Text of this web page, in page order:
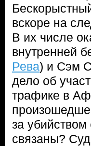
вскоре на
В их числе
внутренней
Рева) и Сэм
дело об
трафике в
за убийством
связаны?